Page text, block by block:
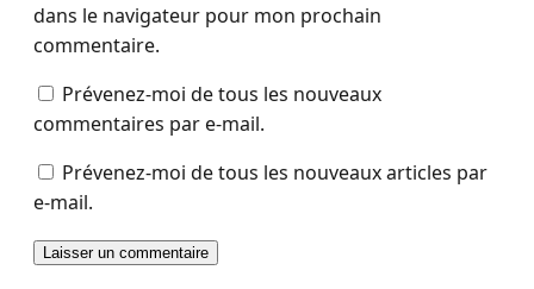
dans le navigateur pour mon prochain
commentaire.
Prévenez-moi de tous les nouveaux
commentaires par e-mail.
Prévenez-moi de tous les nouveaux articles par
e-mail.